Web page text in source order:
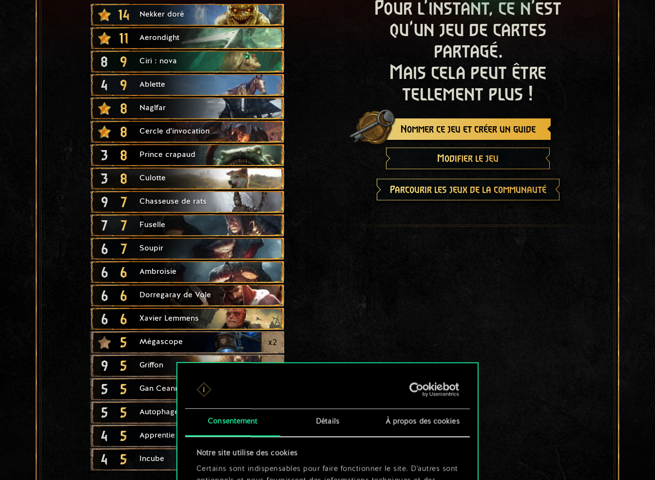
Consentement Détails À propos des cookies
Notre site utilise des cookies
Certains sont indispensables pour faire fonctionner le site. D'autres sont
14 Nekker doré
11 Aerondight
8 9 Ciri : nova
4 9 Ablette
8 Naglfar
8 Cercle d'invocation
3 8 Prince crapaud
3 8 Culotte
9 7 Chasseuse de rats
7 7 Fuselle
6 7 Soupir
6 6 Ambroisie
6 6 Dorregaray de Vole
6 6 Xavier Lemmens
5 Mégascope x2
9 5 Griffon x2
5 5 Gan Ceann
5 5 Autophage
4 5 Apprentie sorcière x2
4 5 Incube
Pour l'instant, ce n'est
qu'un jeu de cartes
partagé.
Mais cela peut être
tellement plus !
Nommer ce jeu et créer un guide
Modifier le jeu
Parcourir les jeux de la communauté